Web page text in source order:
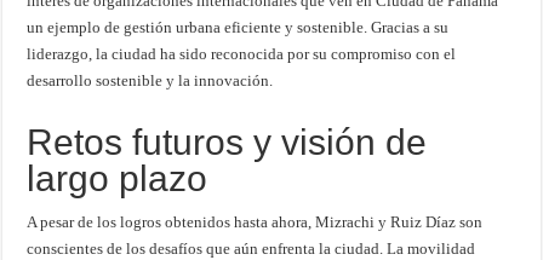
un ejemplo de gestión urbana eficiente y sostenible. Gracias a su
liderazgo, la ciudad ha sido reconocida por su compromiso con el
desarrollo sostenible y la innovación.
Retos futuros y visión de
largo plazo
A pesar de los logros obtenidos hasta ahora, Mizrachi y Ruiz Díaz son
conscientes de los desafíos que aún enfrenta la ciudad. La movilidad